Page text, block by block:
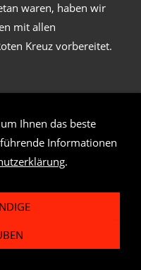
waren, haben wir
mit allen
Kreuz vorbereitet.
|Datenschutz
Ihnen das beste
Informationen
.